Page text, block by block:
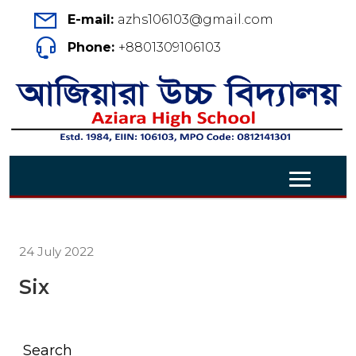
E-mail: azhs106103@gmail.com
Phone: +8801309106103
24 July 2022
Six
Search